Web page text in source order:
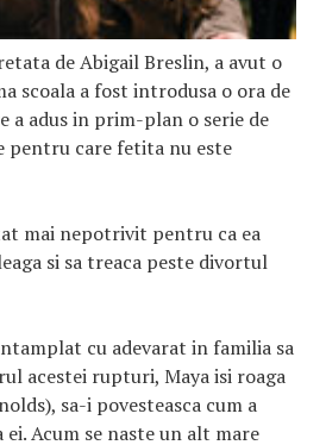
de Abigail Breslin, a avut o
scoala a fost introdusa o ora de
a adus in prim-plan o serie de
pentru care fetita nu este
mai nepotrivit pentru ca ea
si sa treaca peste divortul
cu adevarat in familia sa
acestei rupturi, Maya isi roaga
sa-i povesteasca cum a
Acum se naste un alt mare